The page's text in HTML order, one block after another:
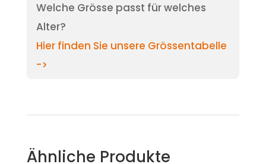
Welche Grösse passt für welches
Alter?
Hier finden Sie unsere Grössentabelle
->
Ähnliche Produkte